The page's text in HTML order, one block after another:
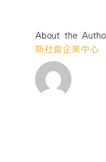
About the
斯社會企業中心